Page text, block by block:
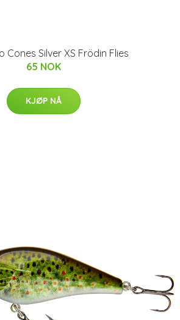
Cones Silver XS Frödin Flies
65 NOK
KJØP NÅ